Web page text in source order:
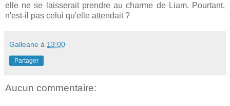
elle ne se laisserait prendre au charme de Liam. Pourtant,
n'est-il pas celui qu'elle attendait ?
Galleane à 13:00
Partager
Aucun commentaire: